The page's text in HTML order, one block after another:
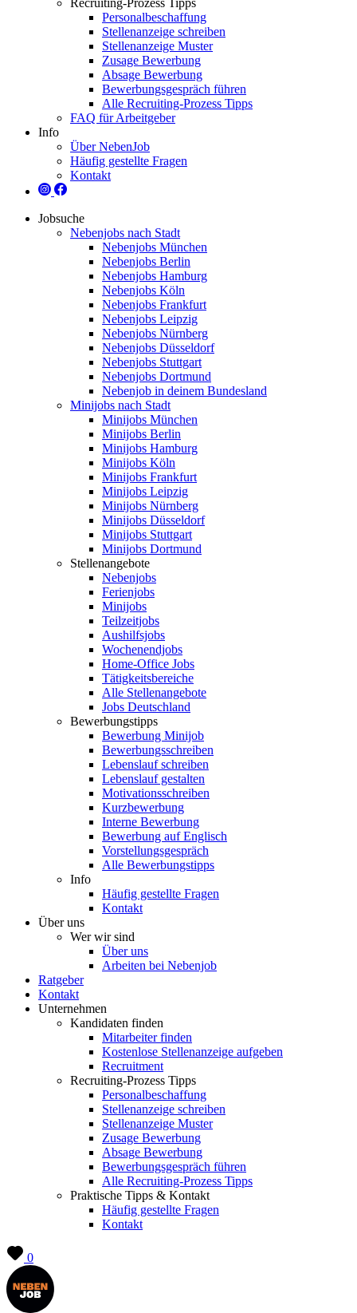
Recruiting-Prozess Tipps
Personalbeschaffung
Stellenanzeige schreiben
Stellenanzeige Muster
Zusage Bewerbung
Absage Bewerbung
Bewerbungsgespräch führen
Alle Recruiting-Prozess Tipps
FAQ für Arbeitgeber
Info
Über NebenJob
Häufig gestellte Fragen
Kontakt
Jobsuche
Nebenjobs nach Stadt
Nebenjobs München
Nebenjobs Berlin
Nebenjobs Hamburg
Nebenjobs Köln
Nebenjobs Frankfurt
Nebenjobs Leipzig
Nebenjobs Nürnberg
Nebenjobs Düsseldorf
Nebenjobs Stuttgart
Nebenjobs Dortmund
Nebenjob in deinem Bundesland
Minijobs nach Stadt
Minijobs München
Minijobs Berlin
Minijobs Hamburg
Minijobs Köln
Minijobs Frankfurt
Minijobs Leipzig
Minijobs Nürnberg
Minijobs Düsseldorf
Minijobs Stuttgart
Minijobs Dortmund
Stellenangebote
Nebenjobs
Ferienjobs
Minijobs
Teilzeitjobs
Aushilfsjobs
Wochenendjobs
Home-Office Jobs
Tätigkeitsbereiche
Alle Stellenangebote
Jobs Deutschland
Bewerbungstipps
Bewerbung Minijob
Bewerbungsschreiben
Lebenslauf schreiben
Lebenslauf gestalten
Motivationsschreiben
Kurzbewerbung
Interne Bewerbung
Bewerbung auf Englisch
Vorstellungsgespräch
Alle Bewerbungstipps
Info
Häufig gestellte Fragen
Kontakt
Über uns
Wer wir sind
Über uns
Arbeiten bei Nebenjob
Ratgeber
Kontakt
Unternehmen
Kandidaten finden
Mitarbeiter finden
Kostenlose Stellenanzeige aufgeben
Recruitment
Recruiting-Prozess Tipps
Personalbeschaffung
Stellenanzeige schreiben
Stellenanzeige Muster
Zusage Bewerbung
Absage Bewerbung
Bewerbungsgespräch führen
Alle Recruiting-Prozess Tipps
Praktische Tipps & Kontakt
Häufig gestellte Fragen
Kontakt
0